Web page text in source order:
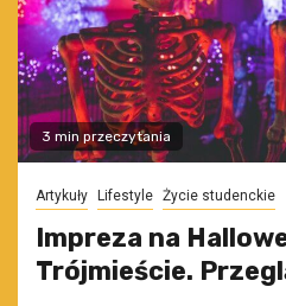
3 min przeczytania
Artykuły Lifestyle Życie studenckie
Impreza na
Trójmieście.